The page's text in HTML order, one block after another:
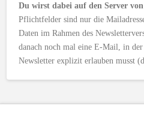
Du wirst dabei auf den Server
Pflichtfelder sind nur die
Daten im Rahmen des
danach noch mal eine E-Mail, in
Newsletter explizit erlauben musst